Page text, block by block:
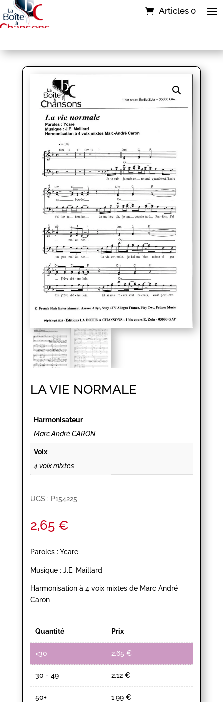
Articles 0
LA VIE NORMALE
Harmonisateur
Marc André CARON
Voix
4 voix mixtes
UGS : P154225
2,65 €
Paroles : Ycare
Musique : J.E. Maillard
Harmonisation à 4 voix mixtes de Marc André
Caron
Quantité Prix
<30 2,65 €
30 - 49 2,12 €
50+ 1,99 €